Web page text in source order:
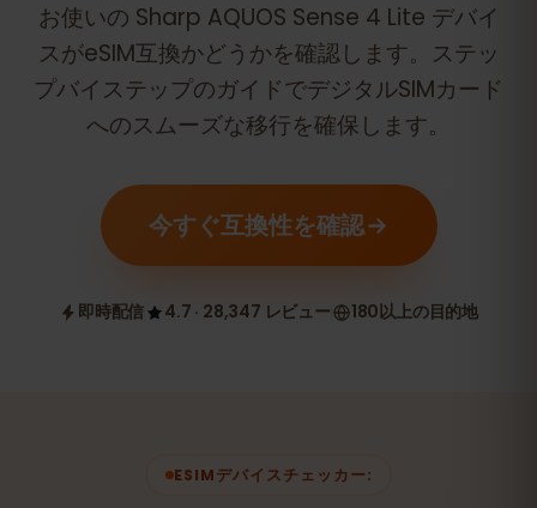
お使いの Sharp AQUOS Sense 4 Lite デバイ
スがeSIM互換かどうかを確認します。ステッ
プバイステップのガイドでデジタルSIMカード
へのスムーズな移行を確保します。
今すぐ互換性を確認
即時配信 4.7 · 28,347 レビュー 180以上の目的地
ESIMデバイスチェッカー: